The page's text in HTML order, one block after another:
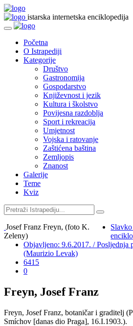
istarska internetska enciklopedija
Početna
O Istrapediji
Kategorije
Društvo
Gastronomija
Gospodarstvo
Književnost i jezik
Kultura i školstvo
Povijesna razdoblja
Sport i rekreacija
Umjetnost
Vojska i ratovanje
Zaštićena baština
Zemljopis
Znanost
Galerije
Teme
Kviz
Josef Franz Freyn, (foto K.
Zeleny)
Objavljeno: 9.6.2017. / Posljednja
(Maurizio Levak)
6415
0
Freyn, Josef Franz
Freyn, Josef Franz, botaničar i graditelj
Smíchov [danas dio Praga], 16.I.1903.).